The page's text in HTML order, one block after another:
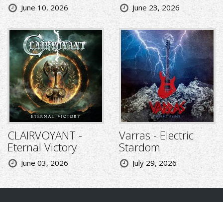
June 10, 2026 June 23, 2026
CLAIRVOYANT -
Eternal Victory
June 03, 2026
Varras - Electric
Stardom
July 29, 2026